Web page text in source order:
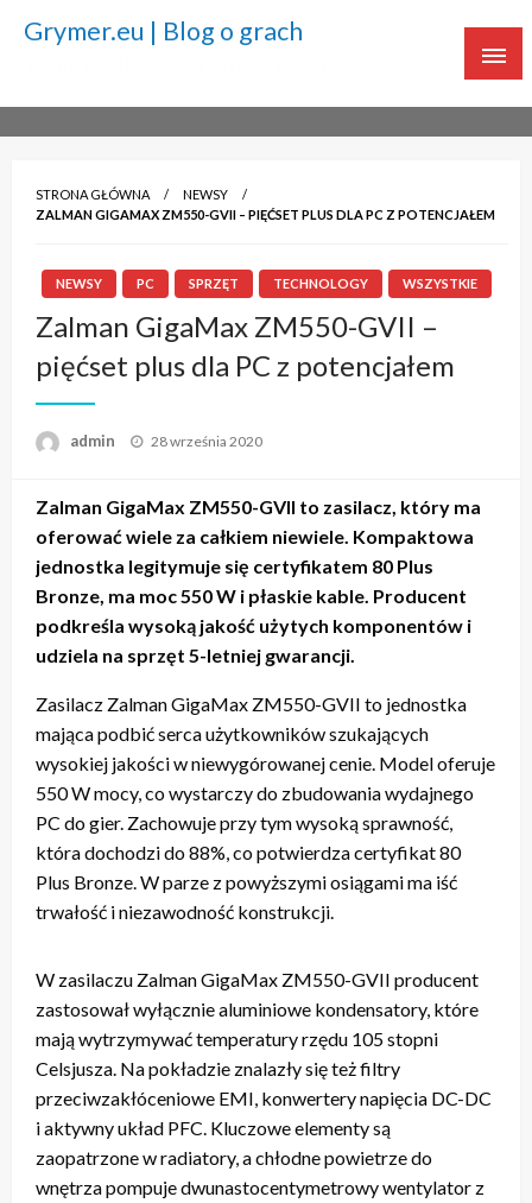
Grymer.eu | Blog o grach
STRONA GŁÓWNA
NEWSY
ZALMAN GIGAMAX ZM550-GVII – PIĘĆSET PLUS DLA PC Z POTENCJAŁEM
NEWSY PC SPRZĘT TECHNOLOGY WSZYSTKIE
Zalman GigaMax ZM550-GVII –
pięćset plus dla PC z potencjałem
admin Napisano
28 września 2020
Zalman GigaMax ZM550-GVII to zasilacz, który ma
oferować wiele za całkiem niewiele. Kompaktowa
jednostka legitymuje się certyfikatem 80 Plus
Bronze, ma moc 550 W i płaskie kable. Producent
podkreśla wysoką jakość użytych komponentów i
udziela na sprzęt 5-letniej gwarancji.
Zasilacz Zalman GigaMax ZM550-GVII to jednostka
mająca podbić serca użytkowników szukających
wysokiej jakości w niewygórowanej cenie. Model oferuje
550 W mocy, co wystarczy do zbudowania wydajnego
PC do gier. Zachowuje przy tym wysoką sprawność,
która dochodzi do 88%, co potwierdza certyfikat 80
Plus Bronze. W parze z powyższymi osiągami ma iść
trwałość i niezawodność konstrukcji.
W zasilaczu Zalman GigaMax ZM550-GVII producent
zastosował wyłącznie aluminiowe kondensatory, które
mają wytrzymywać temperatury rzędu 105 stopni
Celsjusza. Na pokładzie znalazły się też filtry
przeciwzakłóceniowe EMI, konwertery napięcia DC-DC
i aktywny układ PFC. Kluczowe elementy są
zaopatrzone w radiatory, a chłodne powietrze do
wnętrza pompuje dwunastocentymetrowy wentylator z